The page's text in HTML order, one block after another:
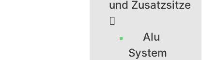
und Zusatzsitze
Alu
System